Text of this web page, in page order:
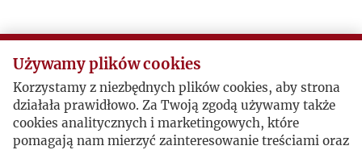
Używamy plików cookies
Korzystamy z niezbędnych plików cookies, aby strona
działała prawidłowo. Za Twoją zgodą używamy także
cookies analitycznych i marketingowych, które
pomagają nam mierzyć zainteresowanie treściami oraz